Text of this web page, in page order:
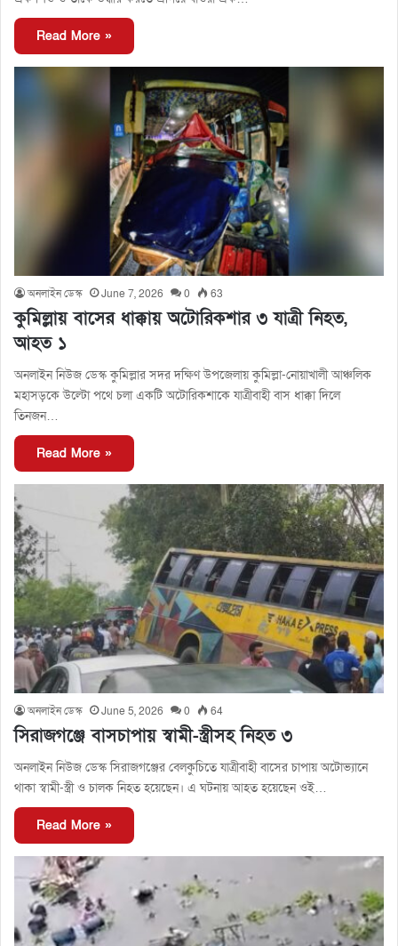
Read More »
অনলাইন ডেস্ক June 7, 2026 0 63
কুমিল্লায় বাসের ধাক্কায় অটোরিকশার ৩ যাত্রী নিহত,
আহত ১
অনলাইন নিউজ ডেস্ক কুমিল্লার সদর দক্ষিণ উপজেলায় কুমিল্লা-নোয়াখালী আঞ্চলিক
মহাসড়কে উল্টো পথে চলা একটি অটোরিকশাকে যাত্রীবাহী বাস ধাক্কা দিলে
তিনজন…
Read More »
অনলাইন ডেস্ক June 5, 2026 0 64
সিরাজগঞ্জে বাসচাপায় স্বামী-স্ত্রীসহ নিহত ৩
অনলাইন নিউজ ডেস্ক সিরাজগঞ্জের বেলকুচিতে যাত্রীবাহী বাসের চাপায় অটোভ্যানে
থাকা স্বামী-স্ত্রী ও চালক নিহত হয়েছেন। এ ঘটনায় আহত হয়েছেন ওই…
Read More »